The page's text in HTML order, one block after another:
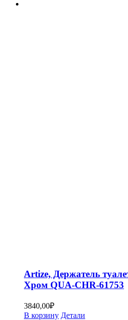
Artize, Держатель
Хром QUA-CHR-61753
3840,00₽
В корзину Детали